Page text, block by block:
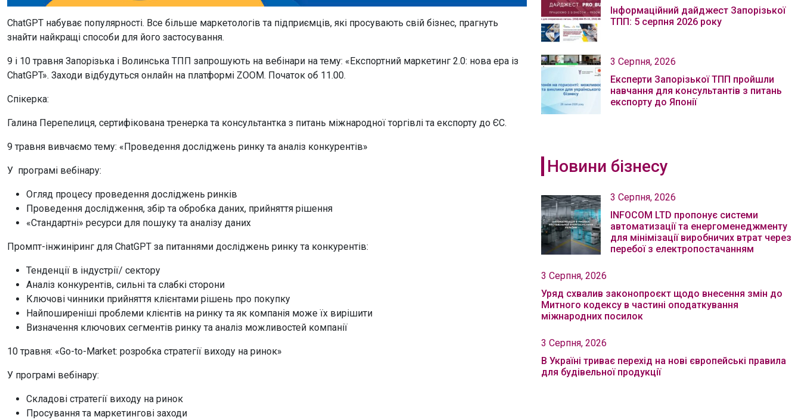
ChatGPT набуває популярності. Все більше маркетологів та підприємців, які просувають свій бізнес, прагнуть
знайти найкращі способи для його застосування.
9 і 10 травня Запорізька і Волинська ТПП запрошують на вебінари на тему: «Експортний маркетинг 2.0: нова ера із
ChatGPT». Заходи відбудуться онлайн на платформі ZOOM. Початок об 11.00.
Спікерка:
Галина Перепелиця, сертифікована тренерка та консультантка з питань міжнародної торгівлі та експорту до ЄС.
9 травня вивчаємо тему: «Проведення досліджень ринку та аналіз конкурентів»
У програмі вебінару:
Огляд процесу проведення досліджень ринків
Проведення дослідження, збір та обробка даних, прийняття рішення
«Стандартні» ресурси для пошуку та аналізу даних
Промпт-інжиніринг для ChatGPT за питаннями досліджень ринку та конкурентів:
Тенденції в індустрії/ сектору
Аналіз конкурентів, сильні та слабкі сторони
Ключові чинники прийняття клієнтами рішень про покупку
Найпоширеніші проблеми клієнтів на ринку та як компанія може їх вирішити
Визначення ключових сегментів ринку та аналіз можливостей компанії
10 травня: «Go-to-Market: розробка стратегії виходу на ринок»
У програмі вебінару:
Складові стратегії виходу на ринок
Просування та маркетингові заходи
Інформаційний дайджест Запорізької
ТПП: 5 серпня 2026 року
3 Серпня, 2026
Експерти Запорізької ТПП пройшли
навчання для консультантів з питань
експорту до Японії
Новини бізнесу
3 Серпня, 2026
INFOCOM LTD пропонує системи
автоматизації та енергоменеджменту
для мінімізації виробничих втрат через
перебої з електропостачанням
3 Серпня, 2026
Уряд схвалив законопроєкт щодо внесення змін до
Митного кодексу в частині оподаткування
міжнародних посилок
3 Серпня, 2026
В Україні триває перехід на нові європейські правила
для будівельної продукції